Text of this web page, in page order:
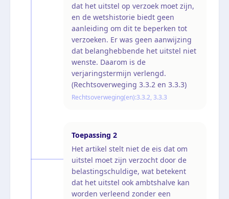
dat het uitstel op verzoek moet zijn,
en de wetshistorie biedt geen
aanleiding om dit te beperken tot
verzoeken. Er was geen aanwijzing
dat belanghebbende het uitstel niet
wenste. Daarom is de
verjaringstermijn verlengd.
(Rechtsoverweging 3.3.2 en 3.3.3)
Rechtsoverweging(en):3.3.2, 3.3.3
Toepassing 2
Het artikel stelt niet de eis dat om
uitstel moet zijn verzocht door de
belastingschuldige, wat betekent
dat het uitstel ook ambtshalve kan
worden verleend zonder een